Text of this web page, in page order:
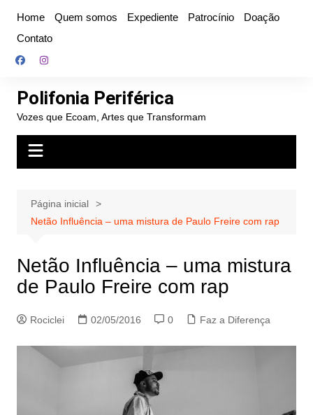
conteúdo
Home Quem somos Expediente Patrocínio
Doação
Contato
Polifonia Periférica
Vozes que Ecoam, Artes que Transformam
Página inicial
Netão Influência – uma mistura de Paulo Freire com rap
Netão Influência – uma mistura
de Paulo Freire com rap
Rociclei 02/05/2016 0 Faz a Diferença